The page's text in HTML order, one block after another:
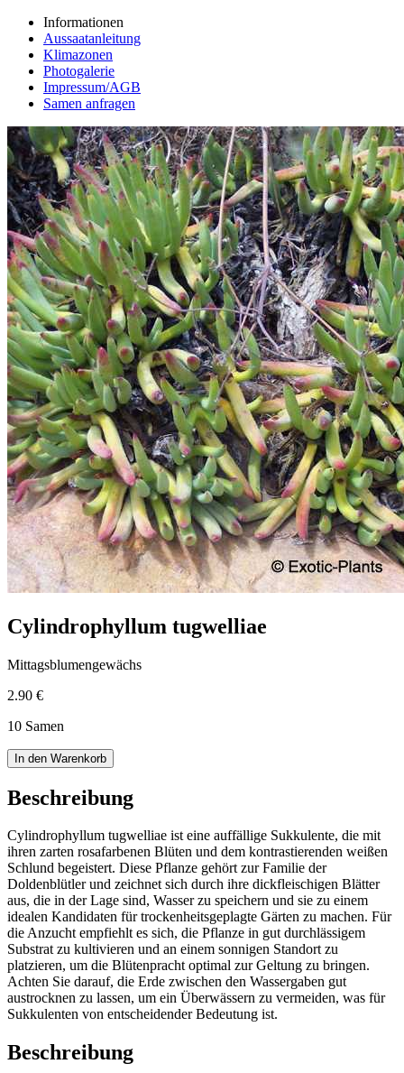
Informationen
Aussaatanleitung
Klimazonen
Photogalerie
Impressum/AGB
Samen anfragen
Cylindrophyllum tugwelliae
Mittagsblumengewächs
2.90 €
10 Samen
In den Warenkorb
Beschreibung
Cylindrophyllum tugwelliae ist eine auffällige Sukkulente, die mit
ihren zarten rosafarbenen Blüten und dem kontrastierenden weißen
Schlund begeistert. Diese Pflanze gehört zur Familie der
Doldenblütler und zeichnet sich durch ihre dickfleischigen Blätter
aus, die in der Lage sind, Wasser zu speichern und sie zu einem
idealen Kandidaten für trockenheitsgeplagte Gärten zu machen. Für
die Anzucht empfiehlt es sich, die Pflanze in gut durchlässigem
Substrat zu kultivieren und an einem sonnigen Standort zu
platzieren, um die Blütenpracht optimal zur Geltung zu bringen.
Achten Sie darauf, die Erde zwischen den Wassergaben gut
austrocknen zu lassen, um ein Überwässern zu vermeiden, was für
Sukkulenten von entscheidender Bedeutung ist.
Beschreibung